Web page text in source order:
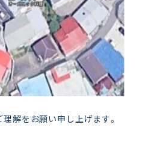
解をお願い申し上げます。